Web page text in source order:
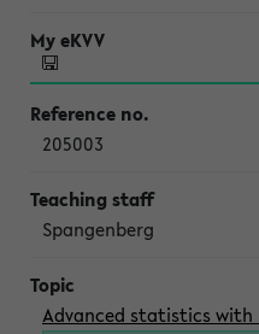
205003
Spangenberg
Advanced statistics with